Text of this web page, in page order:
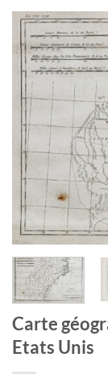
Carte
Etats Unis